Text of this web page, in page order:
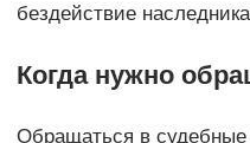
бездействие
Когда нужно
Обращаться в судебные